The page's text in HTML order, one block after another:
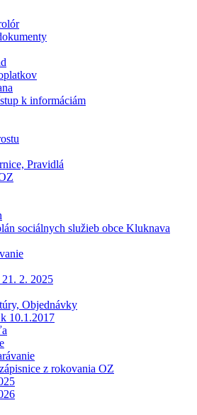
k informáciám
Pravidlá
sociálnych služieb obce Kluknava
2. 2025
Objednávky
10.1.2017
z rokovania OZ